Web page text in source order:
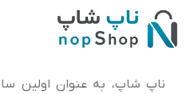
ناپ شاپ، به عنوان اولین